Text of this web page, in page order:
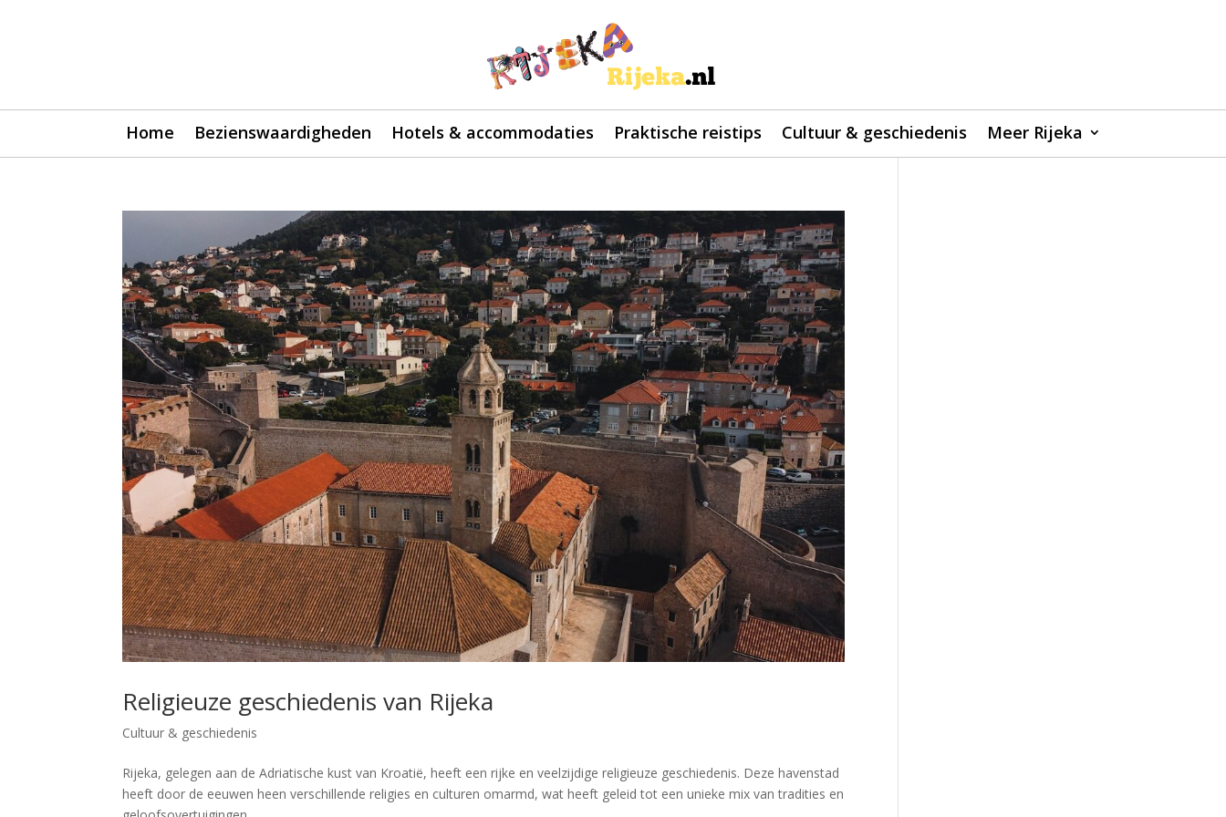
Home Bezienswaardigheden Hotels & accommodaties Praktische reistips Cultuur & geschiedenis Meer Rijeka
Religieuze geschiedenis van Rijeka
Cultuur & geschiedenis
Rijeka, gelegen aan de Adriatische kust van Kroatië, heeft een rijke en veelzijdige religieuze geschiedenis. Deze havenstad
heeft door de eeuwen heen verschillende religies en culturen omarmd, wat heeft geleid tot een unieke mix van tradities en